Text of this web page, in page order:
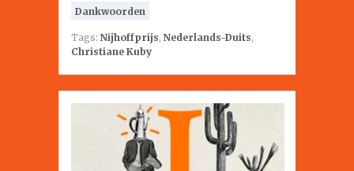
Dankwoorden
Tags: Nijhoffprijs, Nederlands-Duits,
Christiane Kuby